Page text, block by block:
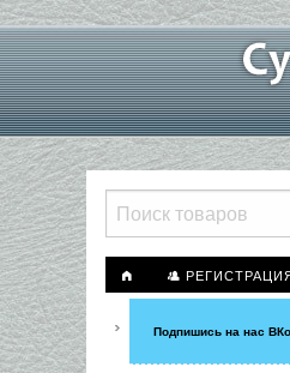
Подпишись на нас